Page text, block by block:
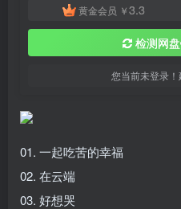
黄金会员 ￥3.3
检测网
您当前未登录
01. 一起吃苦的幸福
02. 在云端
03. 好想哭